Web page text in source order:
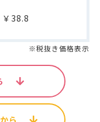
￥38.8
※税抜き価格表示